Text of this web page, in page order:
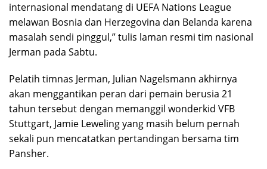
internasional mendatang di UEFA Nations League
melawan Bosnia dan Herzegovina dan Belanda karena
masalah sendi pinggul,” tulis laman resmi tim nasional
Jerman pada Sabtu.
Pelatih timnas Jerman, Julian Nagelsmann akhirnya
akan menggantikan peran dari pemain berusia 21
tahun tersebut dengan memanggil wonderkid VFB
Stuttgart, Jamie Leweling yang masih belum pernah
sekali pun mencatatkan pertandingan bersama tim
Pansher.